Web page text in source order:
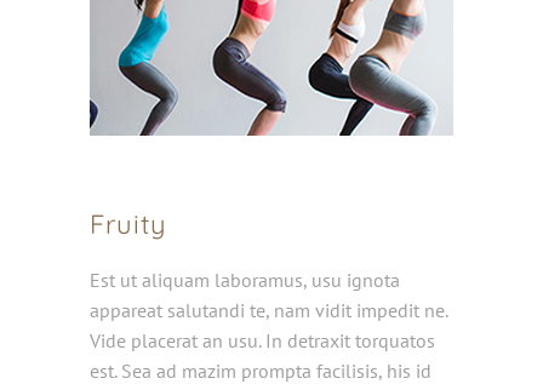
Fruity
Est ut aliquam laboramus, usu ignota
appareat salutandi te, nam vidit impedit ne.
Vide placerat an usu. In detraxit torquatos
est. Sea ad mazim prompta facilisis, his id